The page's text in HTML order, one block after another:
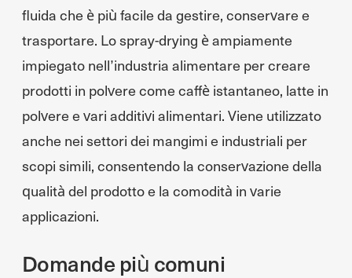
fluida che è più facile da gestire, conservare e
trasportare. Lo spray-drying è ampiamente
impiegato nell’industria alimentare per creare
prodotti in polvere come caffè istantaneo, latte in
polvere e vari additivi alimentari. Viene utilizzato
anche nei settori dei mangimi e industriali per
scopi simili, consentendo la conservazione della
qualità del prodotto e la comodità in varie
applicazioni.
Domande più comuni